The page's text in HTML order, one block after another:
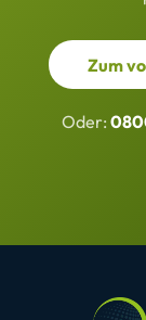
Zum
Oder: